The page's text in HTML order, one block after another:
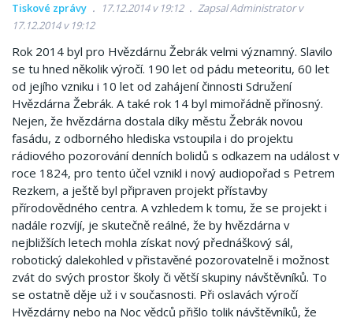
Tiskové zprávy 17.12.2014 v 19:12
Zapsal Administrator v
17.12.2014 v 19:12
Rok 2014 byl pro Hvězdárnu Žebrák velmi významný. Slavilo
se tu hned několik výročí. 190 let od pádu meteoritu, 60 let
od jejího vzniku i 10 let od zahájení činnosti Sdružení
Hvězdárna Žebrák. A také rok 14 byl mimořádně přínosný.
Nejen, že hvězdárna dostala díky městu Žebrák novou
fasádu, z odborného hlediska vstoupila i do projektu
rádiového pozorování denních bolidů s odkazem na událost v
roce 1824, pro tento účel vznikl i nový audiopořad s Petrem
Rezkem, a ještě byl připraven projekt přístavby
přírodovědného centra. A vzhledem k tomu, že se projekt i
nadále rozvíjí, je skutečně reálné, že by hvězdárna v
nejbližších letech mohla získat nový přednáškový sál,
robotický dalekohled v přistavěné pozorovatelně i možnost
zvát do svých prostor školy či větší skupiny návštěvníků. To
se ostatně děje už i v současnosti. Při oslavách výročí
Hvězdárny nebo na Noc vědců přišlo tolik návštěvníků, že